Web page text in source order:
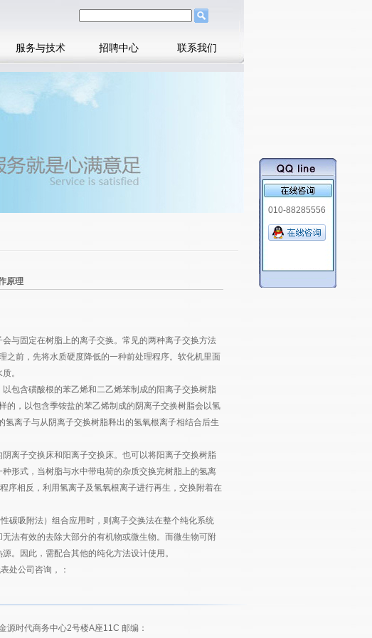
服务与技术 招聘中心 联系我们
原理
与固定在树脂上的离子交换。常见的两种离子交换方法
之前，先将水质硬度降低的一种前处理程序。软化机里面
。
包含磺酸根的苯乙烯和二乙烯苯制成的阳离子交换树脂
，以包含季铵盐的苯乙烯制成的阴离子交换树脂会以氢
离子与从阴离子交换树脂释出的氢氧根离子相结合后生
离子交换床和阳离子交换床。也可以将阳离子交换树脂
形式，当树脂与水中带电荷的杂质交换完树脂上的氢离
序相反，利用氢离子及氢氧根离子进行再生，交换附着在
碳吸附法）组合应用时，则离子交换法在整个纯化系统
法有效的去除大部分的有机物或微生物。而微生物可附
。因此，需配合其他的纯化方法设计使用。
处公司咨询，：
时代商务中心2号楼A座11C 邮编：
010-88285556